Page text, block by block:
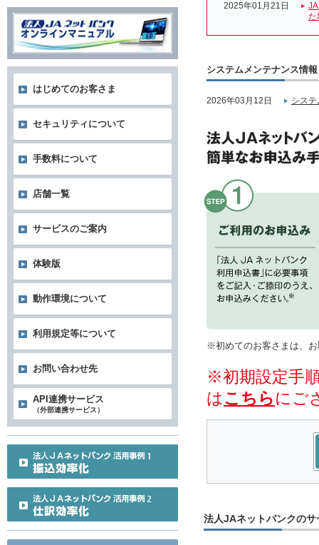
2025年01月21日
た
システムメンテナンス情報
2026年03月12日 シス
※初めてのお客さまは、
※初期設定手
はこちらにご
法人JAネットバンクの
はじめてのお客さま
セキュリティについて
手数料について
店舗一覧
サービスのご案内
体験版
動作環境について
利用規定等について
お問い合わせ先
API連携サービス
（外部連携サービス）